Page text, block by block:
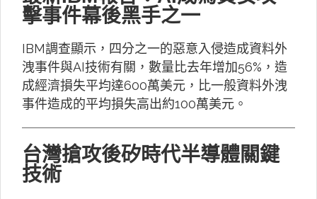
擊事件幕後黑手之一
IBM調查顯示，四分之一的惡意入侵造成資料外
洩事件與AI技術有關，數量比去年增加56%，造
成經濟損失平均達600萬美元，比一般資料外洩
事件造成的平均損失高出約100萬美元。
台灣搶攻後矽時代半導體關鍵
技術